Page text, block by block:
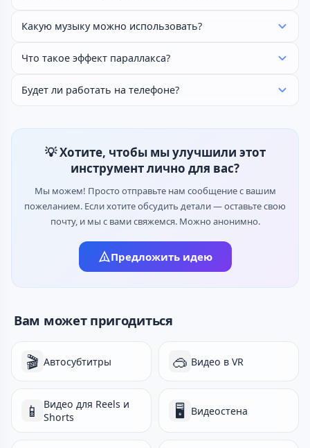
Какую музыку можно использовать?
Что такое эффект параллакса?
Будет ли работать на телефоне?
💡 Хотите, чтобы мы улучшили этот
инструмент лично для вас?
Мы можем! Просто отправьте нам сообщение с вашим
пожеланием. Если хотите обсудить детали — оставьте свою
почту, и мы с вами свяжемся. Можно анонимно.
Предложить идею
Вам может пригодиться
🎬 Автосубтитры 🥽 Видео в VR
📱
Видео для Reels и
Shorts
🖥️ Видеостена